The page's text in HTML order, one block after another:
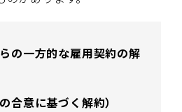
の一方的な雇用契約の解
合意に基づく解約）